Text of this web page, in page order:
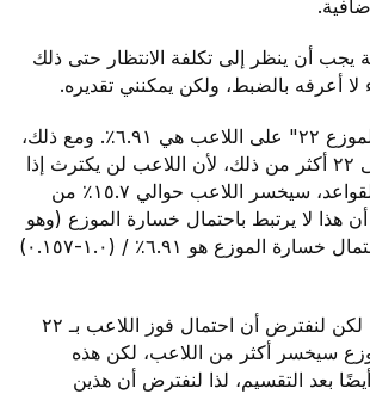
يجب أن ينظر إلى تكلفة الانتظار حتى ذلك
تكلفة قاعدة "دفع الموزع ٢٢" على اللاعب هي ٦.٩١٪. ومع ذلك،
سيحصل الموزع على ٢٢ أكثر من ذلك، لأن اللاعب لن يكترث إذا
خسر أولًا. وحسب القواعد، سيخسر اللاعب حوالي ١٥.٧٪ من
هذا لا يرتبط باحتمال خسارة الموزع (وهو
ليس كذلك)، فإن احتمال خسارة الموزع هو ٦.٩١٪ / (١.٠-٠.١٥٧)
أعلم أن هذا تقريبي، لكن لنفترض أن احتمال فوز اللاعب بـ ٢٢
سيخسر أكثر من اللاعب، لكن هذه
بعد التقسيم، لذا لنفترض أن هذين